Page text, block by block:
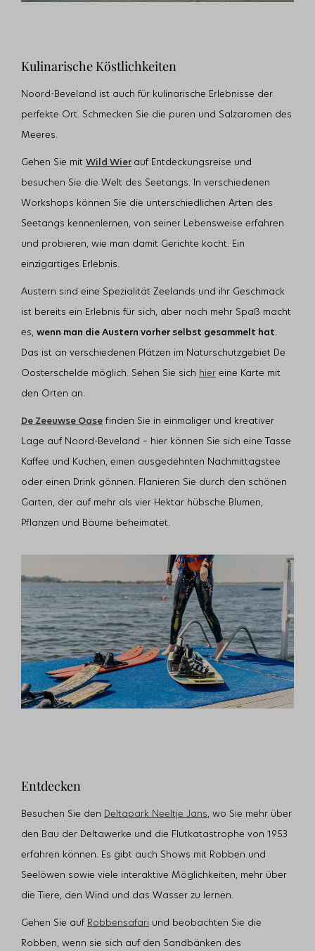
Kulinarische Köstlichkeiten
Noord-Beveland ist auch für kulinarische Erlebnisse der
perfekte Ort. Schmecken Sie die puren und Salzaromen des
Meeres.
Gehen Sie mitWild Wier auf Entdeckungsreise und
besuchen Sie die Welt des Seetangs. In verschiedenen
Workshops können Sie die unterschiedlichen Arten des
Seetangs kennenlernen, von seiner Lebensweise erfahren
und probieren, wie man damit Gerichte kocht. Ein
einzigartiges Erlebnis.
Austern sind eine Spezialität Zeelands und ihr Geschmack
ist bereits ein Erlebnis für sich, aber noch mehr Spaß macht
es,wenn man die Austern vorher selbst gesammelt hat.
Das ist an verschiedenen Plätzen im Naturschutzgebiet De
Oosterschelde möglich. Sehen Sie sich hier eine Karte mit
den Orten an.
De Zeeuwse Oase finden Sie in einmaliger und kreativer
Lage auf Noord-Beveland – hier können Sie sich eine Tasse
Kaffee und Kuchen, einen ausgedehnten Nachmittagstee
oder einen Drink gönnen. Flanieren Sie durch den schönen
Garten, der auf mehr als vier Hektar hübsche Blumen,
Pflanzen und Bäume beheimatet.
Entdecken
Besuchen Sie den Deltapark Neeltje Jans, wo Sie mehr über
den Bau der Deltawerke und die Flutkatastrophe von 1953
erfahren können. Es gibt auch Shows mit Robben und
Seelöwen sowie viele interaktive Möglichkeiten, mehr über
die Tiere, den Wind und das Wasser zu lernen.
Gehen Sie auf Robbensafari und beobachten Sie die
Robben, wenn sie sich auf den Sandbänken des